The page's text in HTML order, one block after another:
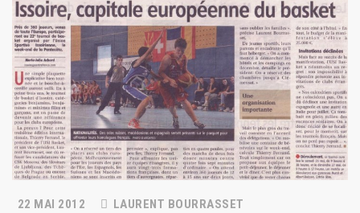
22 MAI 2012 LAURENT BOURRASSET